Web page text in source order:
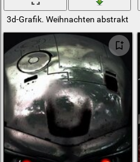
3d-Grafik. Weihnachten abstrakt